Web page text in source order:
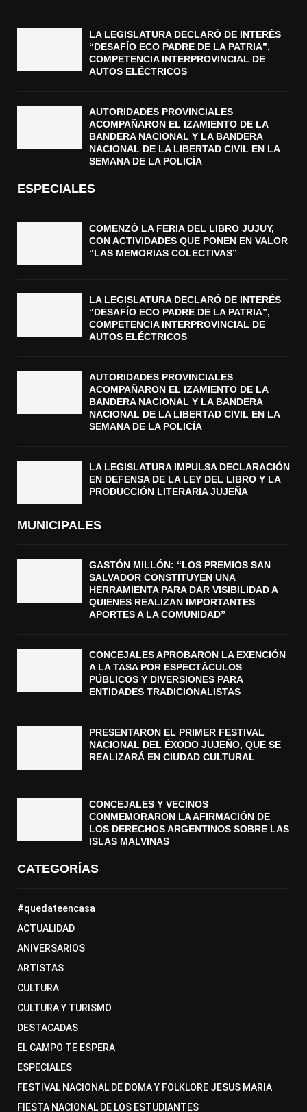
LA LEGISLATURA DECLARÓ DE INTERÉS
“DESAFÍO ECO PADRE DE LA PATRIA”,
COMPETENCIA INTERPROVINCIAL DE
AUTOS ELÉCTRICOS
AUTORIDADES PROVINCIALES
ACOMPAÑARON EL IZAMIENTO DE LA
BANDERA NACIONAL Y LA BANDERA
NACIONAL DE LA LIBERTAD CIVIL EN LA
SEMANA DE LA POLICÍA
ESPECIALES
COMENZÓ LA FERIA DEL LIBRO JUJUY,
CON ACTIVIDADES QUE PONEN EN VALOR
“LAS MEMORIAS COLECTIVAS”
LA LEGISLATURA DECLARÓ DE INTERÉS
“DESAFÍO ECO PADRE DE LA PATRIA”,
COMPETENCIA INTERPROVINCIAL DE
AUTOS ELÉCTRICOS
AUTORIDADES PROVINCIALES
ACOMPAÑARON EL IZAMIENTO DE LA
BANDERA NACIONAL Y LA BANDERA
NACIONAL DE LA LIBERTAD CIVIL EN LA
SEMANA DE LA POLICÍA
LA LEGISLATURA IMPULSA DECLARACIÓN
EN DEFENSA DE LA LEY DEL LIBRO Y LA
PRODUCCIÓN LITERARIA JUJEÑA
MUNICIPALES
GASTÓN MILLÓN: “LOS PREMIOS SAN
SALVADOR CONSTITUYEN UNA
HERRAMIENTA PARA DAR VISIBILIDAD A
QUIENES REALIZAN IMPORTANTES
APORTES A LA COMUNIDAD”
CONCEJALES APROBARON LA EXENCIÓN
A LA TASA POR ESPECTÁCULOS
PÚBLICOS Y DIVERSIONES PARA
ENTIDADES TRADICIONALISTAS
PRESENTARON EL PRIMER FESTIVAL
NACIONAL DEL ÉXODO JUJEÑO, QUE SE
REALIZARÁ EN CIUDAD CULTURAL
CONCEJALES Y VECINOS
CONMEMORARON LA AFIRMACIÓN DE
LOS DERECHOS ARGENTINOS SOBRE LAS
ISLAS MALVINAS
CATEGORÍAS
#quedateencasa
ACTUALIDAD
ANIVERSARIOS
ARTISTAS
CULTURA
CULTURA Y TURISMO
DESTACADAS
EL CAMPO TE ESPERA
ESPECIALES
FESTIVAL NACIONAL DE DOMA Y FOLKLORE JESUS MARIA
FIESTA NACIONAL DE LOS ESTUDIANTES